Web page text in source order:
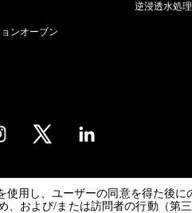
ンオーブン
逆浸透水処理
All rights reserved. Reg. Imp. Padova n °
372835 - Cap. Soc. 5.000.000 € iv - P.IVA
No. IT08020000000377
使用し、ユーザーの同意を得た後
、および/または訪問者の行動（第